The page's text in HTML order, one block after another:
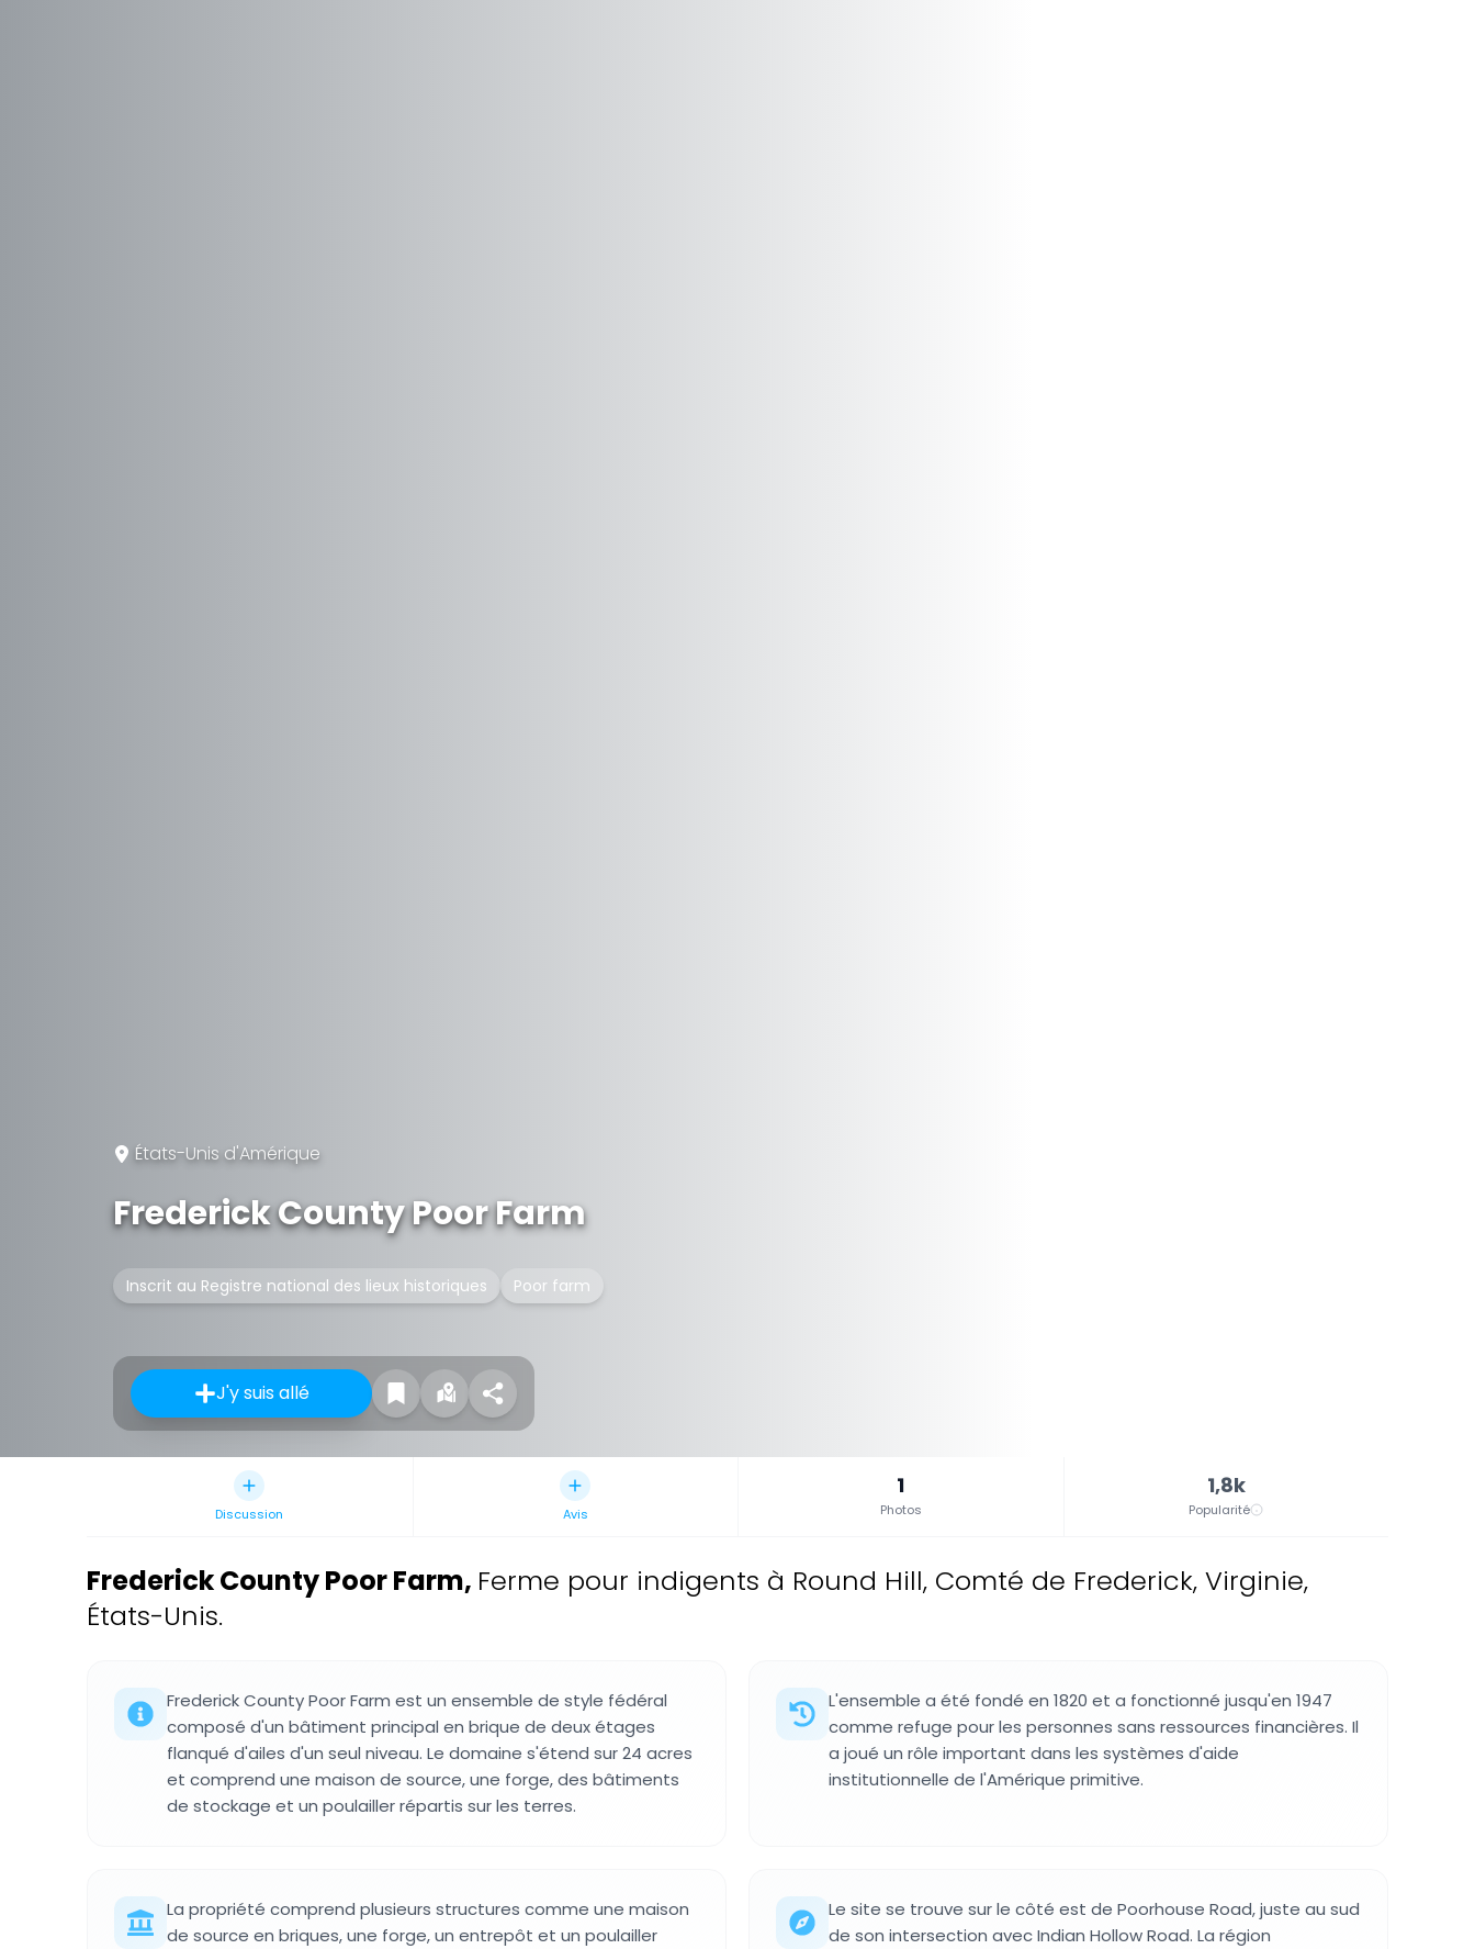
États-Unis d'Amérique
Frederick County Poor Farm
Inscrit au Registre national des lieux historiques Poor farm
J'y suis allé
Discussion Avis
1
Photos
1,8k
Popularité
Frederick County Poor Farm, Ferme pour indigents à Round Hill, Comté de Frederick, Virginie,
États-Unis.
Frederick County Poor Farm est un ensemble de style fédéral
composé d'un bâtiment principal en brique de deux étages
flanqué d'ailes d'un seul niveau. Le domaine s'étend sur 24 acres
et comprend une maison de source, une forge, des bâtiments
de stockage et un poulailler répartis sur les terres.
L'ensemble a été fondé en 1820 et a fonctionné jusqu'en 1947
comme refuge pour les personnes sans ressources financières. Il
a joué un rôle important dans les systèmes d'aide
institutionnelle de l'Amérique primitive.
La propriété comprend plusieurs structures comme une maison
de source en briques, une forge, un entrepôt et un poulailler
Le site se trouve sur le côté est de Poorhouse Road, juste au sud
de son intersection avec Indian Hollow Road. La région